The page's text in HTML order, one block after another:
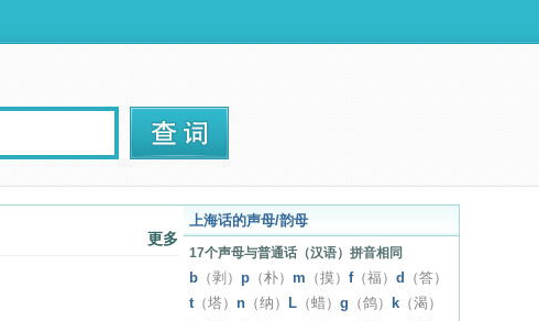
更多
上海话的声母/韵母
17个声母与普通话（汉语）拼音相同
b （剥） p （朴） m （摸） f（福） d
（答）
t（塔） n （纳） L （蜡） g （鸽） k （渴）